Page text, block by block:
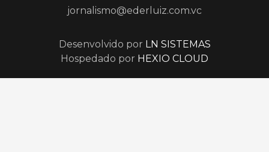
jornalismo@ederluiz.com.vc
Desenvolvido por LN SISTEMAS
Hospedado por HEXIO CLOUD